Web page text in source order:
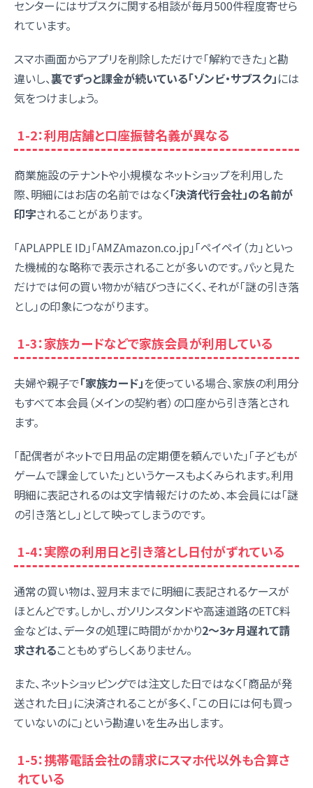
センターにはサブスクに関する相談が毎月500件程度寄せら
れています。
スマホ画面からアプリを削除しただけで「解約できた」と勘
違いし、裏でずっと課金が続いている「ゾンビ・サブスク」には
気をつけましょう。
1-2：利用店舗と口座振替名義が異なる
商業施設のテナントや小規模なネットショップを利用した
際、明細にはお店の名前ではなく「決済代行会社」の名前が
印字されることがあります。
「APLAPPLE ID」「AMZAmazon.co.jp」「ペイペイ（カ」といっ
た機械的な略称で表示されることが多いのです。パッと見た
だけでは何の買い物かが結びつきにくく、それが「謎の引き落
とし」の印象につながります。
1-3：家族カードなどで家族会員が利用している
夫婦や親子で「家族カード」を使っている場合、家族の利用分
もすべて本会員（メインの契約者）の口座から引き落とされ
ます。
「配偶者がネットで日用品の定期便を頼んでいた」「子どもが
ゲームで課金していた」というケースもよくみられます。利用
明細に表記されるのは文字情報だけのため、本会員には「謎
の引き落とし」として映ってしまうのです。
1-4：実際の利用日と引き落とし日付がずれている
通常の買い物は、翌月末までに明細に表記されるケースが
ほとんどです。しかし、ガソリンスタンドや高速道路のETC料
金などは、データの処理に時間がかかり2〜3ヶ月遅れて請
求されることもめずらしくありません。
また、ネットショッピングでは注文した日ではなく「商品が発
送された日」に決済されることが多く、「この日には何も買っ
ていないのに」という勘違いを生み出します。
1-5：携帯電話会社の請求にスマホ代以外も合算さ
れている